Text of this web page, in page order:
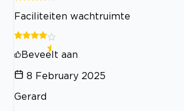
Faciliteiten wachtruimte
Beveelt aan
8 February 2025
Gerard